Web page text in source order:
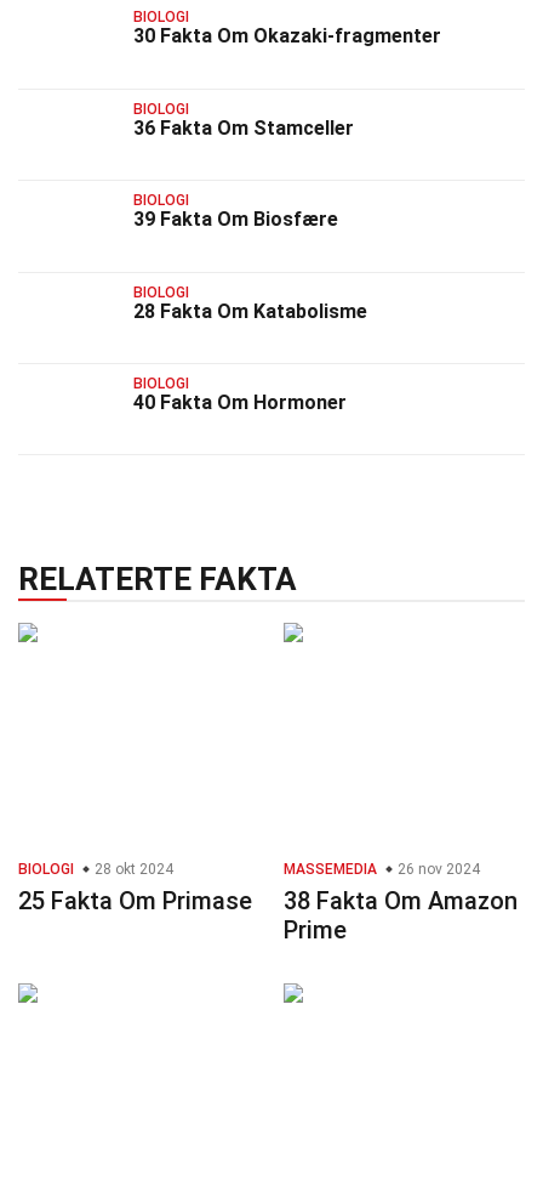
BIOLOGI
30 Fakta Om Okazaki-fragmenter
BIOLOGI
36 Fakta Om Stamceller
BIOLOGI
39 Fakta Om Biosfære
BIOLOGI
28 Fakta Om Katabolisme
BIOLOGI
40 Fakta Om Hormoner
RELATERTE FAKTA
BIOLOGI 28 okt 2024
25 Fakta Om Primase
MASSEMEDIA 26 nov 2024
38 Fakta Om Amazon
Prime